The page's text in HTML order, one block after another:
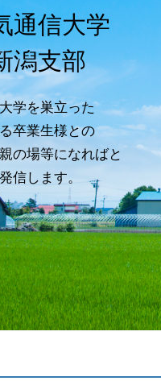
通信大学
潟支部
学を巣立った
卒業生様との
の場等になればと
信します。